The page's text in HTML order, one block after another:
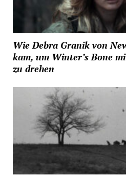
Wie Debra Granik von
kam, um Winter’s Bone
zu drehen